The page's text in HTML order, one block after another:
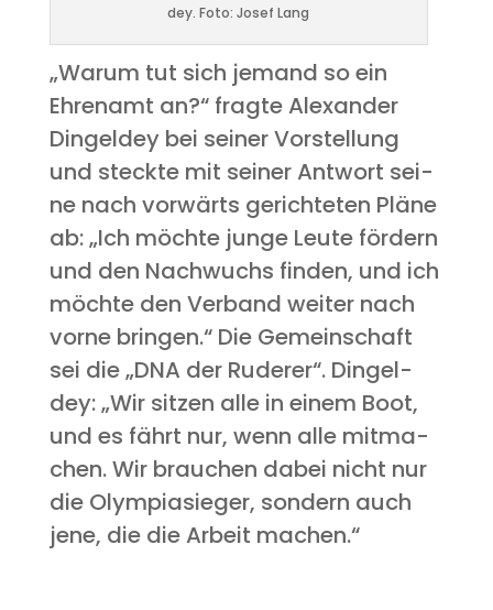
dey. Foto: Josef Lang
„War­um tut sich jemand so ein
Ehren­amt an?“ frag­te Alex­an­der
Din­gel­dey bei sei­ner Vor­stel­lung
und steck­te mit sei­ner Ant­wort sei­
ne nach vor­wärts gerich­te­ten Plä­ne
ab: „Ich möch­te jun­ge Leu­te för­dern
und den Nach­wuchs fin­den, und ich
möch­te den Ver­band wei­ter nach
vor­ne brin­gen.“ Die Gemein­schaft
sei die „DNA der Rude­rer“. Din­gel­
dey: „Wir sit­zen alle in einem Boot,
und es fährt nur, wenn alle mit­ma­
chen. Wir brau­chen dabei nicht nur
die Olym­pia­sie­ger, son­dern auch
jene, die die Arbeit machen.“